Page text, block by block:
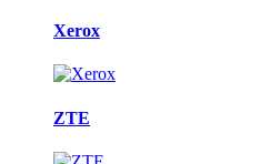
Xerox
ZTE